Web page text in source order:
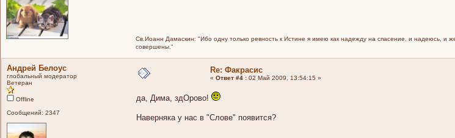
Св.Иоанн Дамаскин: "Ибо одну только ревность к Истине я имею как надежду на спасение, и надеюсь, и
совершены."
Андрей Белоус
глобальный модератор
Ветеран
Offline
Сообщений: 2347
Re: Факрасис
« Ответ #4 : 02 Май 2009, 13:54:15 »
да, Дима, здОрово!
Наверняка у нас в "Слове" появится?